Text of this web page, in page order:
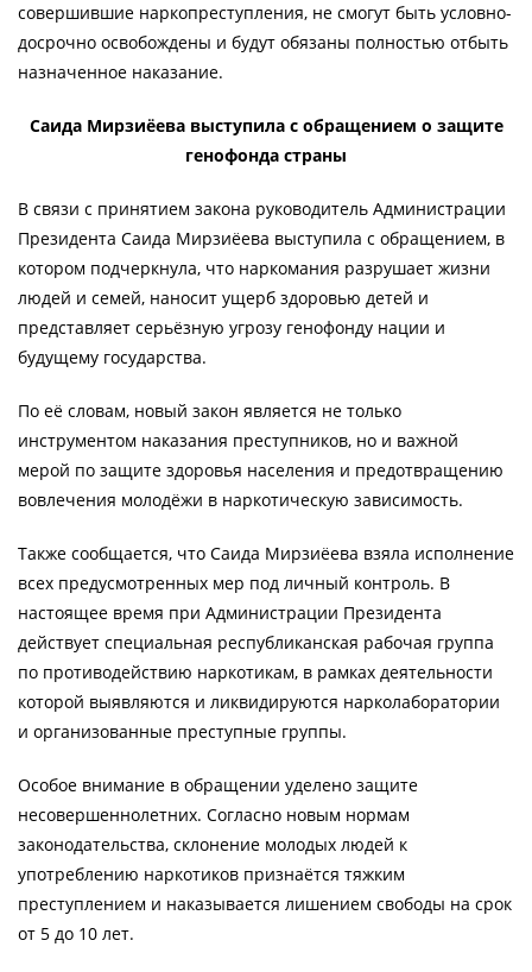
совершившие наркопреступления, не смогут быть условно-
досрочно освобождены и будут обязаны полностью отбыть
назначенное наказание.
Саида Мирзиёева выступила с обращением о защите
генофонда страны
В связи с принятием закона руководитель Администрации
Президента Саида Мирзиёева выступила с обращением, в
котором подчеркнула, что наркомания разрушает жизни
людей и семей, наносит ущерб здоровью детей и
представляет серьёзную угрозу генофонду нации и
будущему государства.
По её словам, новый закон является не только
инструментом наказания преступников, но и важной
мерой по защите здоровья населения и предотвращению
вовлечения молодёжи в наркотическую зависимость.
Также сообщается, что Саида Мирзиёева взяла исполнение
всех предусмотренных мер под личный контроль. В
настоящее время при Администрации Президента
действует специальная республиканская рабочая группа
по противодействию наркотикам, в рамках деятельности
которой выявляются и ликвидируются нарколаборатории
и организованные преступные группы.
Особое внимание в обращении уделено защите
несовершеннолетних. Согласно новым нормам
законодательства, склонение молодых людей к
употреблению наркотиков признаётся тяжким
преступлением и наказывается лишением свободы на срок
от 5 до 10 лет.